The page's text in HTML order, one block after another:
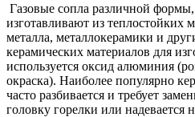
Газовые сопла различной
изготавливают из теплостойких
металла, металлокерамики и
керамических материалов для
используется оксид алюминия
окраска). Наиболее популярно
часто разбивается и требует
головку горелки или надевается